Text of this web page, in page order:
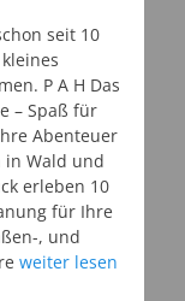
seit 10
P A H Das
– Spaß für
Abenteuer
in Wald und
erleben 10
für Ihre
, und
weiter lesen